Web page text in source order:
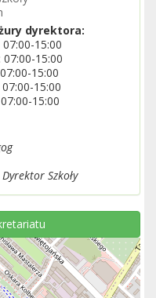
dyrektora:
07:00-15:00
07:00-15:00
15:00
07:00-15:00
15:00
Szkoły